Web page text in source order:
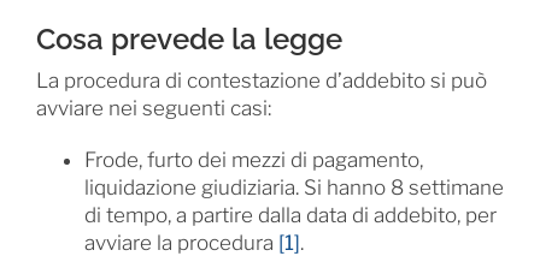
Cosa prevede la legge
La procedura di contestazione d’addebito si può
avviare nei seguenti casi:
Frode, furto dei mezzi di pagamento,
liquidazione giudiziaria. Si hanno 8 settimane
di tempo, a partire dalla data di addebito, per
avviare la procedura [1].